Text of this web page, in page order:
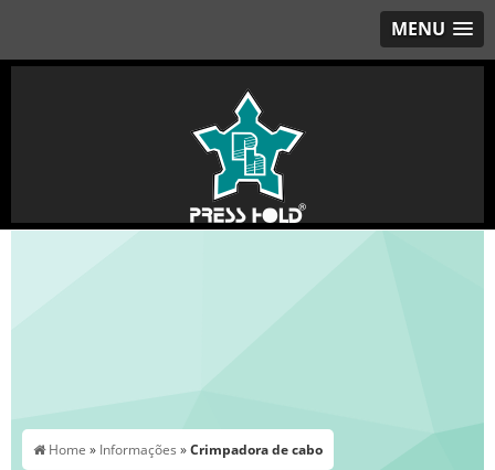
MENU
Home » Informações »Crimpadora de cabo